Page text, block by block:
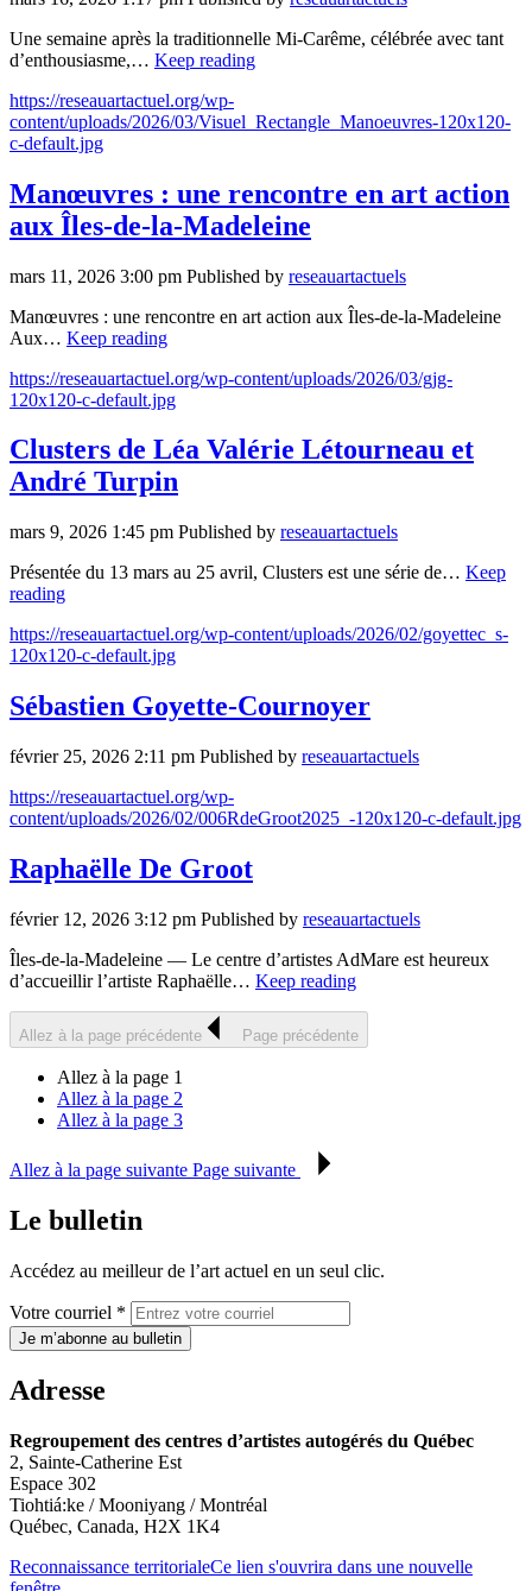
Une semaine après la traditionnelle Mi-Carême, célébrée avec tant
d’enthousiasme,… Keep reading
https://reseauartactuel.org/wp-
content/uploads/2026/03/Visuel_Rectangle_Manoeuvres-120x120-
c-default.jpg
Manœuvres : une rencontre en art action
aux Îles-de-la-Madeleine
mars 11, 2026 3:00 pm Published by reseauartactuels
Manœuvres : une rencontre en art action aux Îles-de-la-Madeleine
Aux… Keep reading
https://reseauartactuel.org/wp-content/uploads/2026/03/gjg-
120x120-c-default.jpg
Clusters de Léa Valérie Létourneau et
André Turpin
mars 9, 2026 1:45 pm Published by reseauartactuels
Présentée du 13 mars au 25 avril, Clusters est une série de… Keep
reading
https://reseauartactuel.org/wp-content/uploads/2026/02/goyettec_s-
120x120-c-default.jpg
Sébastien Goyette-Cournoyer
février 25, 2026 2:11 pm Published by reseauartactuels
https://reseauartactuel.org/wp-
content/uploads/2026/02/006RdeGroot2025_-120x120-c-default.jpg
Raphaëlle De Groot
février 12, 2026 3:12 pm Published by reseauartactuels
Îles-de-la-Madeleine — Le centre d’artistes AdMare est heureux
d’accueillir l’artiste Raphaëlle… Keep reading
Allez à la page précédente Page précédente
Allez à la page 1
Allez à la page 2
Allez à la page 3
Allez à la page suivante Page suivante
Le bulletin
Accédez au meilleur de l’art actuel en un seul clic.
Votre courriel *
Je m’abonne au bulletin
Adresse
Regroupement des centres d’artistes autogérés du Québec
2, Sainte-Catherine Est
Espace 302
Tiohtiá:ke / Mooniyang / Montréal
Québec, Canada, H2X 1K4
Reconnaissance territorialeCe lien s'ouvrira dans une nouvelle